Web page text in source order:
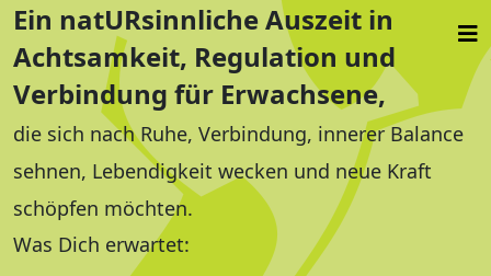
Ein natURsinnliche Auszeit in
Achtsamkeit, Regulation und
Verbindung für Erwachsene,
die sich nach Ruhe, Verbindung, innerer Balance
sehnen, Lebendigkeit wecken und neue Kraft
schöpfen möchten.
Was Dich erwartet: